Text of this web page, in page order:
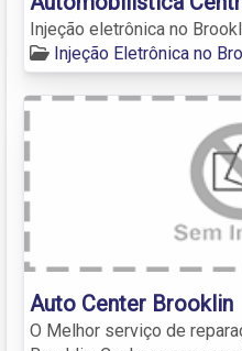
Injeção eletrônica no
Injeção Eletrônica no
Auto Center Brooklin
O Melhor serviço de